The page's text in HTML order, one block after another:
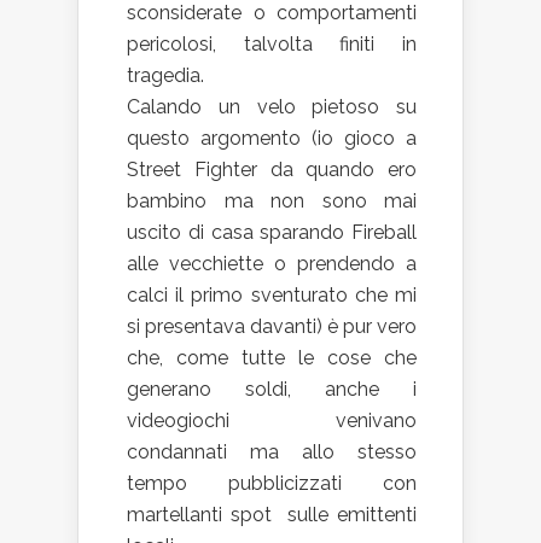
sconsiderate o comportamenti
pericolosi, talvolta finiti in
tragedia.
Calando un velo pietoso su
questo argomento (io gioco a
Street Fighter da quando ero
bambino ma non sono mai
uscito di casa sparando Fireball
alle vecchiette o prendendo a
calci il primo sventurato che mi
si presentava davanti) è pur vero
che, come tutte le cose che
generano soldi, anche i
videogiochi venivano
condannati ma allo stesso
tempo pubblicizzati con
martellanti spot sulle emittenti